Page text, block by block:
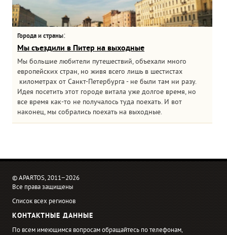
Города и страны:
Мы съездили в Питер на выходные
Мы большие любители путешествий, объехали много
европейских стран, но живя всего лишь в шестистах
километрах от Санкт-Петербурга - не были там ни разу.
Идея посетить этот городе витала уже долгое время, но
все время как-то не получалось туда поехать. И вот
наконец, мы собрались поехать на выходные.
© APARTOS, 2011−2026
Все права защищены
Список всех регионов
КОНТАКТНЫЕ ДАННЫЕ
По всем имеющимся вопросам обращайтесь по телефонам,